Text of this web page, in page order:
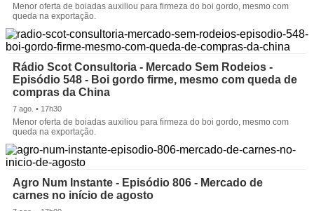
Menor oferta de boiadas auxiliou para firmeza do boi gordo, mesmo com
queda na exportação.
Rádio Scot Consultoria - Mercado Sem Rodeios -
Episódio 548 - Boi gordo firme, mesmo com queda de
compras da China
7 ago. • 17h30
Menor oferta de boiadas auxiliou para firmeza do boi gordo, mesmo com
queda na exportação.
Agro Num Instante - Episódio 806 - Mercado de
carnes no início de agosto